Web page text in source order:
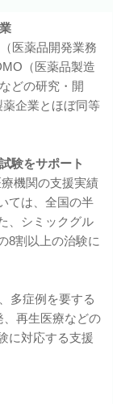
医薬品開発業務
（医薬品製造
どの研究・開
企業とほぼ同等
験をサポート
機関の支援実績
ては、全国の半
、シミックグル
8割以上の治験に
多症例を要する
再生医療などの
に対応する支援